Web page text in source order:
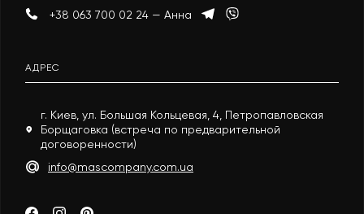
+38 063 700 02 24 — Анна
АДРЕС
г. Киев, ул. Большая Кольцевая, 4, Петропавловская
Борщаговка (встреча по предварительной
договоренности)
info@mascompany.com.ua